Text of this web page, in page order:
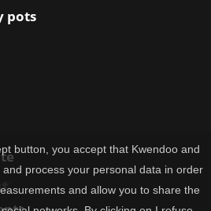
pots
button, you accept that Kwendoo and
process your personal data in order
and allow you to share the